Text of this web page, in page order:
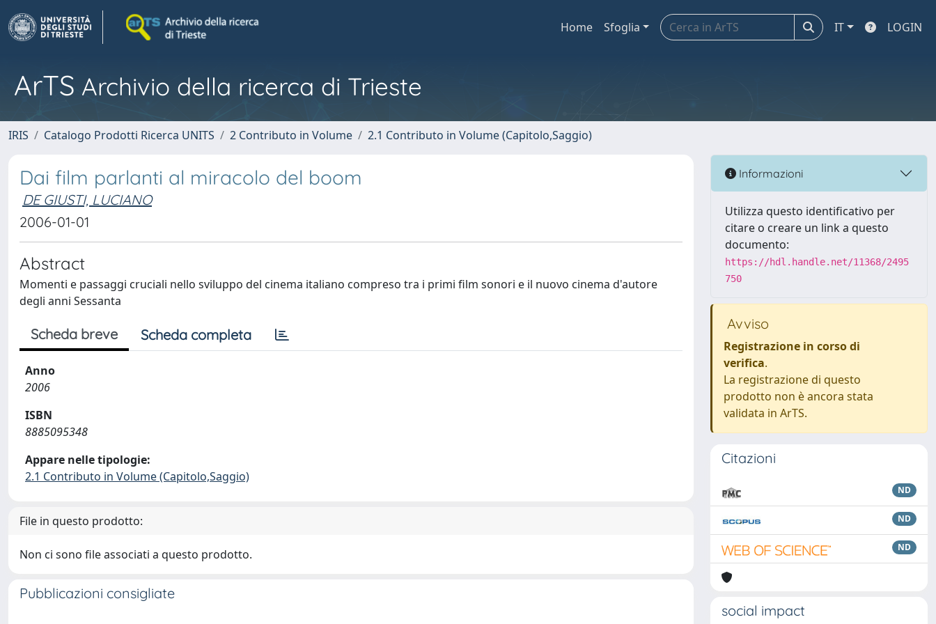
Home Sfoglia IT LOGIN
ArTS Archivio della ricerca di Trieste
IRIS Catalogo Prodotti Ricerca UNITS 2 Contributo in Volume 2.1 Contributo in Volume (Capitolo,Saggio)
Dai film parlanti al miracolo del boom
DE GIUSTI, LUCIANO
2006-01-01
Abstract
Momenti e passaggi cruciali nello sviluppo del cinema italiano compreso tra i primi film sonori e il nuovo cinema d'autore
degli anni Sessanta
Scheda breve Scheda completa
Anno
2006
ISBN
8885095348
Appare nelle tipologie:
2.1 Contributo in Volume (Capitolo,Saggio)
File in questo prodotto:
Non ci sono file associati a questo prodotto.
Pubblicazioni consigliate
Informazioni
Utilizza questo identificativo per
citare o creare un link a questo
documento:
https://hdl.handle.net/11368/2495
750
Avviso
Registrazione in corso di
verifica.
La registrazione di questo
prodotto non è ancora stata
validata in ArTS.
Citazioni
ND
ND
ND
social impact